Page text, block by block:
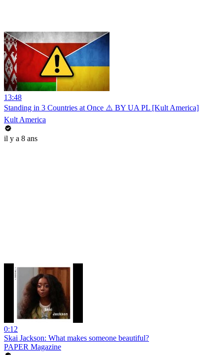
13:48
Standing in 3 Countries at Once ⚠️ BY UA PL [Kult America]
Kult America
il y a 8 ans
0:12
Skai Jackson: What makes someone beautiful?
PAPER Magazine